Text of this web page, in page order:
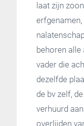
laat zijn
behoren alle
vader die
dezelfde
de bv zelf,
verhuurd
overlijden